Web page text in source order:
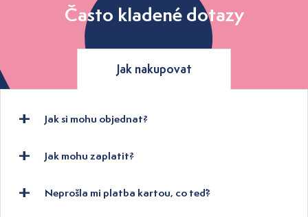
Často kladené dotazy
Jak nakupovat
Jak si mohu objednat?
Jak mohu zaplatit?
Neprošla mi platba kartou, co teď?